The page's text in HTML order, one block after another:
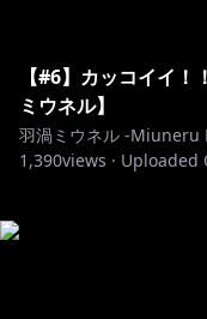
【#6】カッコイイ
ミウネル】
羽渦ミウネル -Miuneru
1,390views · Uploaded